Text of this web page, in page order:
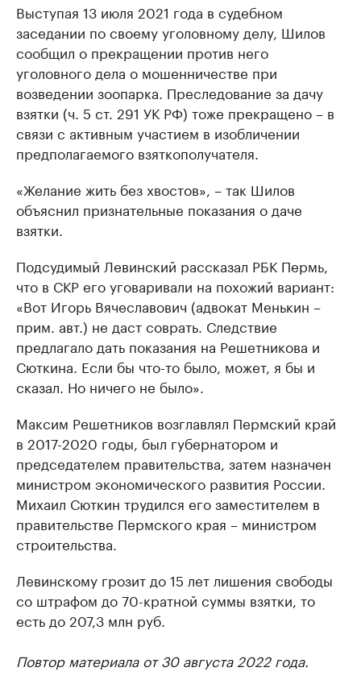
Выступая 13 июля 2021 года в судебном
заседании по своему уголовному делу, Шилов
сообщил о прекращении против него
уголовного дела о мошенничестве при
возведении зоопарка. Преследование за дачу
взятки (ч. 5 ст. 291 УК РФ) тоже прекращено – в
связи с активным участием в изобличении
предполагаемого взяткополучателя.
«Желание жить без хвостов», – так Шилов
объяснил признательные показания о даче
взятки.
Подсудимый Левинский рассказал РБК Пермь,
что в СКР его уговаривали на похожий вариант:
«Вот Игорь Вячеславович (адвокат Менькин –
прим. авт.) не даст соврать. Следствие
предлагало дать показания на Решетникова и
Сюткина. Если бы что-то было, может, я бы и
сказал. Но ничего не было».
Максим Решетников возглавлял Пермский край
в 2017-2020 годы, был губернатором и
председателем правительства, затем назначен
министром экономического развития России.
Михаил Сюткин трудился его заместителем в
правительстве Пермского края – министром
строительства.
Левинскому грозит до 15 лет лишения свободы
со штрафом до 70-кратной суммы взятки, то
есть до 207,3 млн руб.
Повтор материала от 30 августа 2022 года.